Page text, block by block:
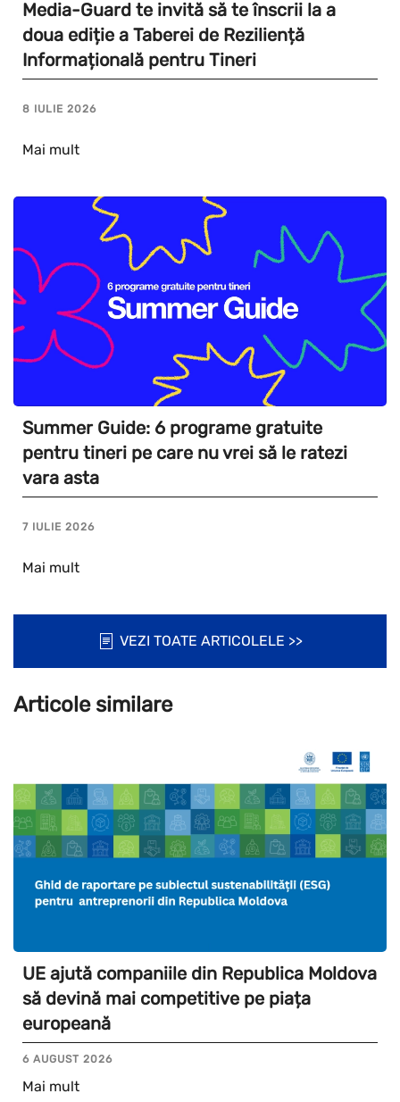
Media-Guard te invită să te înscrii la a
doua ediție a Taberei de Reziliență
Informațională pentru Tineri
8 IULIE 2026
Mai mult
Summer Guide: 6 programe gratuite
pentru tineri pe care nu vrei să le ratezi
vara asta
7 IULIE 2026
Mai mult
VEZI TOATE ARTICOLELE >>
Articole similare
UE ajută companiile din Republica Moldova
să devină mai competitive pe piața
europeană
6 AUGUST 2026
Mai mult